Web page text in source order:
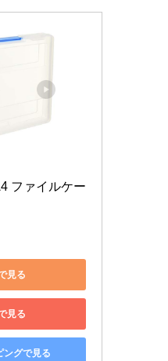
ファイルケー
見る
見る
ングで見る